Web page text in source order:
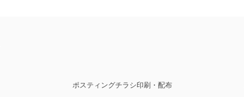
ポスティングチラシ印刷・配布